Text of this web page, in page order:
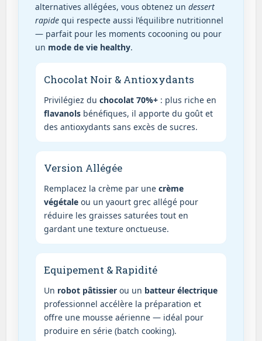
alternatives allégées, vous obtenez undessert
rapide qui respecte aussi l’équilibre nutritionnel
— parfait pour les moments cocooning ou pour
un mode de vie healthy.
Chocolat Noir & Antioxydants
Privilégiez duchocolat 70%+ : plus riche en
flavanols bénéfiques, il apporte du goût et
des antioxydants sans excès de sucres.
Version Allégée
Remplacez la crème par unecrème
végétale ou un yaourt grec allégé pour
réduire les graisses saturées tout en
gardant une texture onctueuse.
Equipement & Rapidité
Un robot pâtissier ou un batteur électrique
professionnel accélère la préparation et
offre une mousse aérienne — idéal pour
produire en série (batch cooking).